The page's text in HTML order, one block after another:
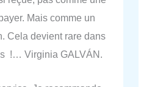
Mais comme un
Cela devient rare dans
!… Virginia GALVÁN.